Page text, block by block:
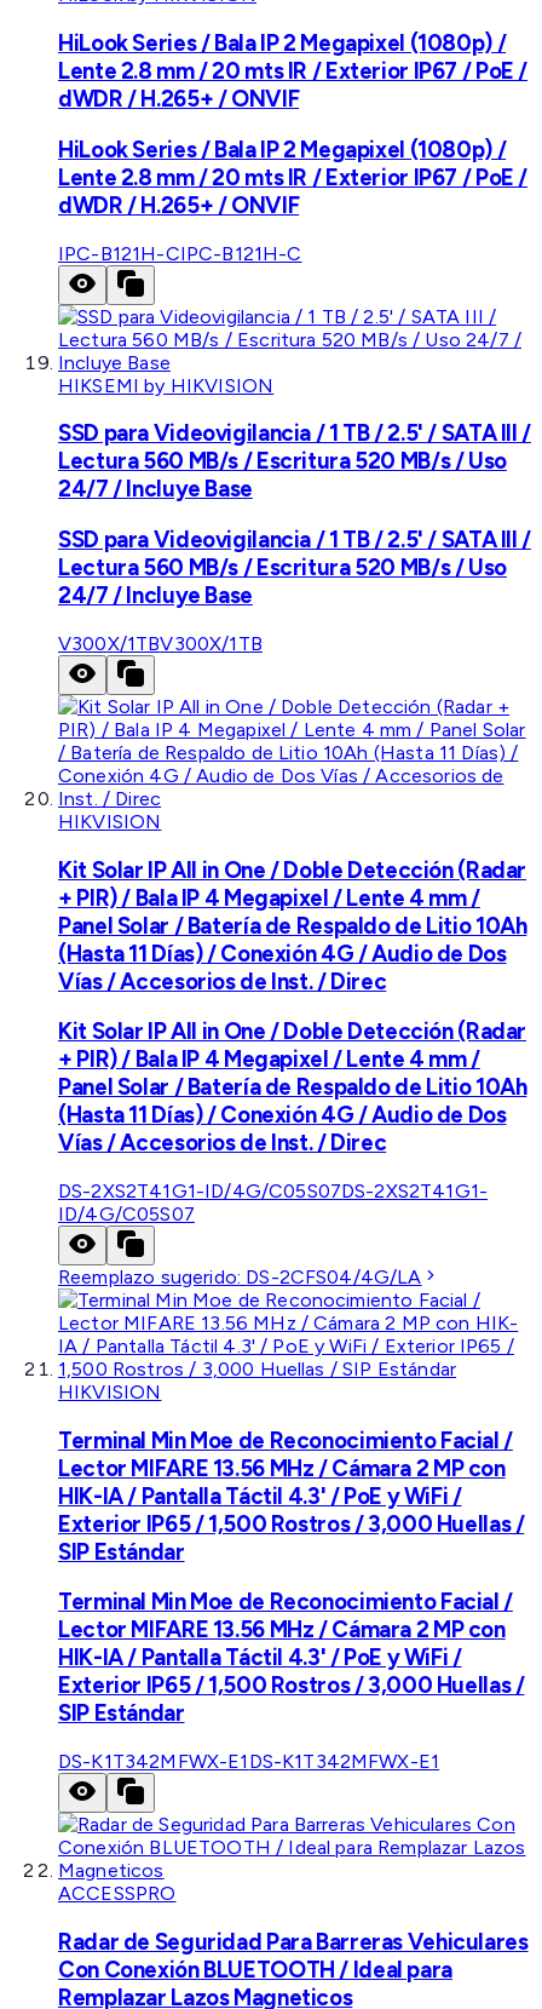
HiLook Series / Bala IP 2 Megapixel (1080p) /
Lente 2.8 mm / 20 mts IR / Exterior IP67 / PoE /
dWDR / H.265+ / ONVIF
HiLook Series / Bala IP 2 Megapixel (1080p) /
Lente 2.8 mm / 20 mts IR / Exterior IP67 / PoE /
dWDR / H.265+ / ONVIF
IPC-B121H-CIPC-B121H-C
HIKSEMI by HIKVISION
SSD para Videovigilancia / 1 TB / 2.5' / SATA III /
Lectura 560 MB/s / Escritura 520 MB/s / Uso
24/7 / Incluye Base
SSD para Videovigilancia / 1 TB / 2.5' / SATA III /
Lectura 560 MB/s / Escritura 520 MB/s / Uso
24/7 / Incluye Base
V300X/1TBV300X/1TB
HIKVISION
Kit Solar IP All in One / Doble Detección (Radar
+ PIR) / Bala IP 4 Megapixel / Lente 4 mm /
Panel Solar / Batería de Respaldo de Litio 10Ah
(Hasta 11 Días) / Conexión 4G / Audio de Dos
Vías / Accesorios de Inst. / Direc
Kit Solar IP All in One / Doble Detección (Radar
+ PIR) / Bala IP 4 Megapixel / Lente 4 mm /
Panel Solar / Batería de Respaldo de Litio 10Ah
(Hasta 11 Días) / Conexión 4G / Audio de Dos
Vías / Accesorios de Inst. / Direc
DS-2XS2T41G1-ID/4G/C05S07DS-2XS2T41G1-
ID/4G/C05S07
Reemplazo sugerido: DS-2CFS04/4G/LA
HIKVISION
Terminal Min Moe de Reconocimiento Facial /
Lector MIFARE 13.56 MHz / Cámara 2 MP con
HIK-IA / Pantalla Táctil 4.3' / PoE y WiFi /
Exterior IP65 / 1,500 Rostros / 3,000 Huellas /
SIP Estándar
Terminal Min Moe de Reconocimiento Facial /
Lector MIFARE 13.56 MHz / Cámara 2 MP con
HIK-IA / Pantalla Táctil 4.3' / PoE y WiFi /
Exterior IP65 / 1,500 Rostros / 3,000 Huellas /
SIP Estándar
DS-K1T342MFWX-E1 DS-K1T342MFWX-E1
ACCESSPRO
Radar de Seguridad Para Barreras Vehiculares
Con Conexión BLUETOOTH / Ideal para
Remplazar Lazos Magneticos